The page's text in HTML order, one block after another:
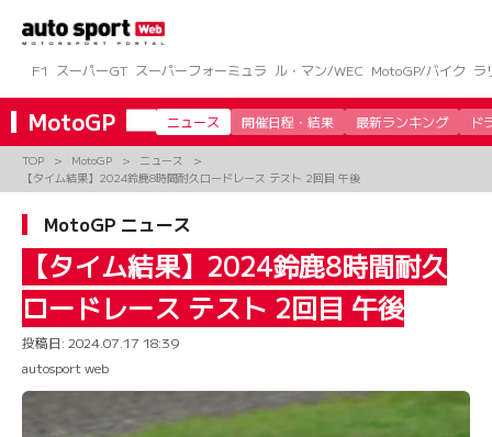
ツ
へ
ス
キ
プ
F1 スーパーGT スーパーフォーミュラ ル・マン/WEC MotoGP/バイク ラ
MotoGP ニュース 開催日程・結果 最新ランキング ド
TOP MotoGP
ニュース
【タイム結果】2024鈴鹿8時間耐久ロードレース テスト 2回目 午後
MotoGP ニュース
【タイム結果】2024鈴鹿8時間耐久
ロードレース テスト 2回目 午後
投稿日: 2024.07.17 18:39
autosport web